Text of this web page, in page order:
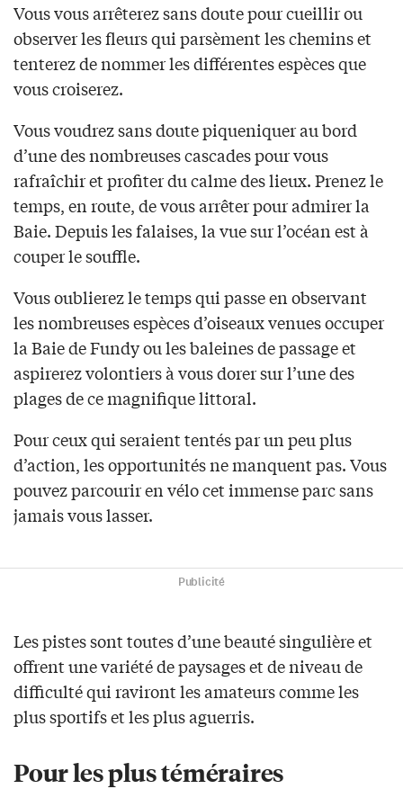
Vous vous arrêterez sans doute pour cueillir ou
observer les fleurs qui parsèment les chemins et
tenterez de nommer les différentes espèces que
vous croiserez.
Vous voudrez sans doute piqueniquer au bord
d’une des nombreuses cascades pour vous
rafraîchir et profiter du calme des lieux. Prenez le
temps, en route, de vous arrêter pour admirer la
Baie. Depuis les falaises, la vue sur l’océan est à
couper le souffle.
Vous oublierez le temps qui passe en observant
les nombreuses espèces d’oiseaux venues occuper
la Baie de Fundy ou les baleines de passage et
aspirerez volontiers à vous dorer sur l’une des
plages de ce magnifique littoral.
Pour ceux qui seraient tentés par un peu plus
d’action, les opportunités ne manquent pas. Vous
pouvez parcourir en vélo cet immense parc sans
jamais vous lasser.
Publicité
Les pistes sont toutes d’une beauté singulière et
offrent une variété de paysages et de niveau de
difficulté qui raviront les amateurs comme les
plus sportifs et les plus aguerris.
Pour les plus téméraires